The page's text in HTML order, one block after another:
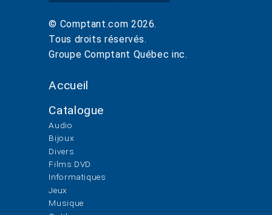
© Comptant.com 2026.
Tous droits réservés.
Groupe Comptant Québec inc.
Accueil
Catalogue
Audio
Bijoux
Divers
Films DVD
Informatiques
Jeux
Musique